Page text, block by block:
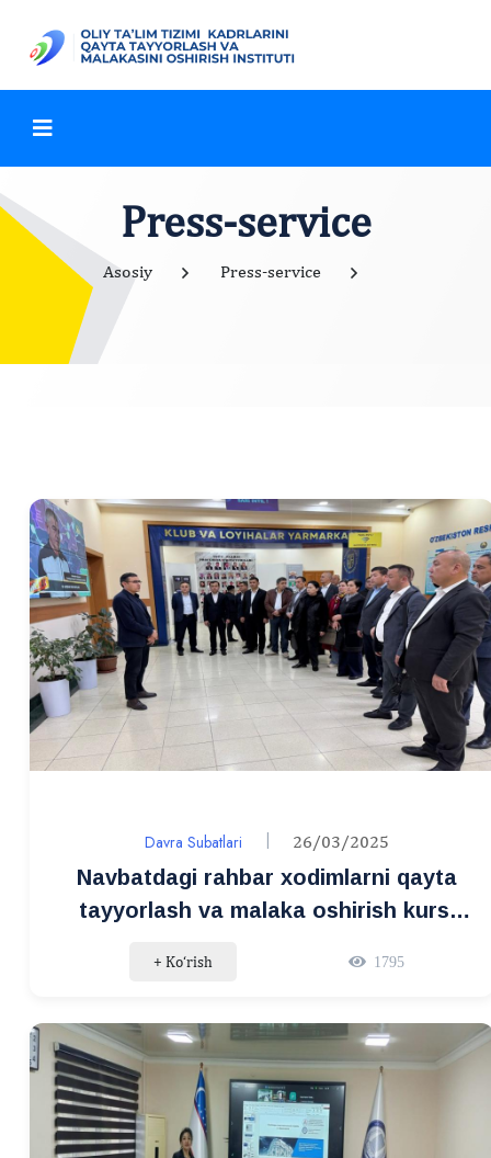
Press-service
Asosiy Press-service
Davra Subatlari 26/03/2025
Navbatdagi rahbar xodimlarni qayta
tayyorlash va malaka oshirish kursi
+ Ko‘rish 1795